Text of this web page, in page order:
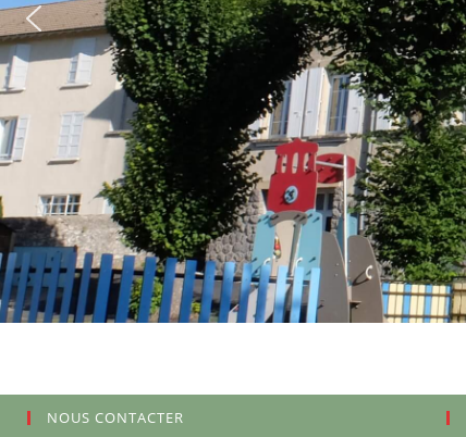
NOUS CONTACTER